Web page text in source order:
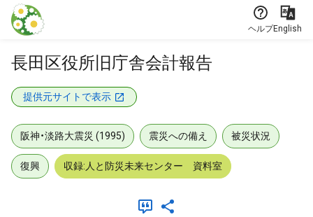
本文に飛ぶ
ヘルプEnglish
長田区役所旧庁舎会計報告
提供元サイトで表示
阪神・淡路大震災 (1995) 震災への備え 被災状況
復興 収録:人と防災未来センター 資料室